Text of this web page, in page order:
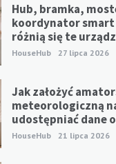
Hub, bramka,
koordynator smart
różnią się te
HouseHub 27 lipca 2026
Jak założyć
meteorologiczną
udostępniać dane
HouseHub 21 lipca 2026